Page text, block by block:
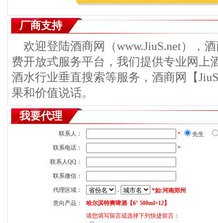
厂商支持
欢迎登陆酒商网（www.JiuS.net），
费开放式服务平台，我们提供专业网上
酒水行业垂直搜索等服务，酒商网【
果和价值说话。
我要代理
联系人： *
先生
联系电话：
*
联系人QQ：
联系微信：
代理区域： -
*如:河南郑州
意向产品：
哈尔滨特爽啤酒【6° 500ml×12】
请您填写留言或选择下列快捷留言：